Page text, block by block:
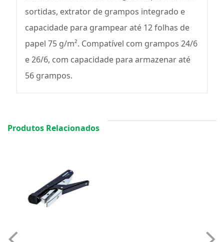
sortidas, extrator de grampos integrado e
capacidade para grampear até 12 folhas de
papel 75 g/m². Compatível com grampos 24/6
e 26/6, com capacidade para armazenar até
56 grampos.
Produtos Relacionados